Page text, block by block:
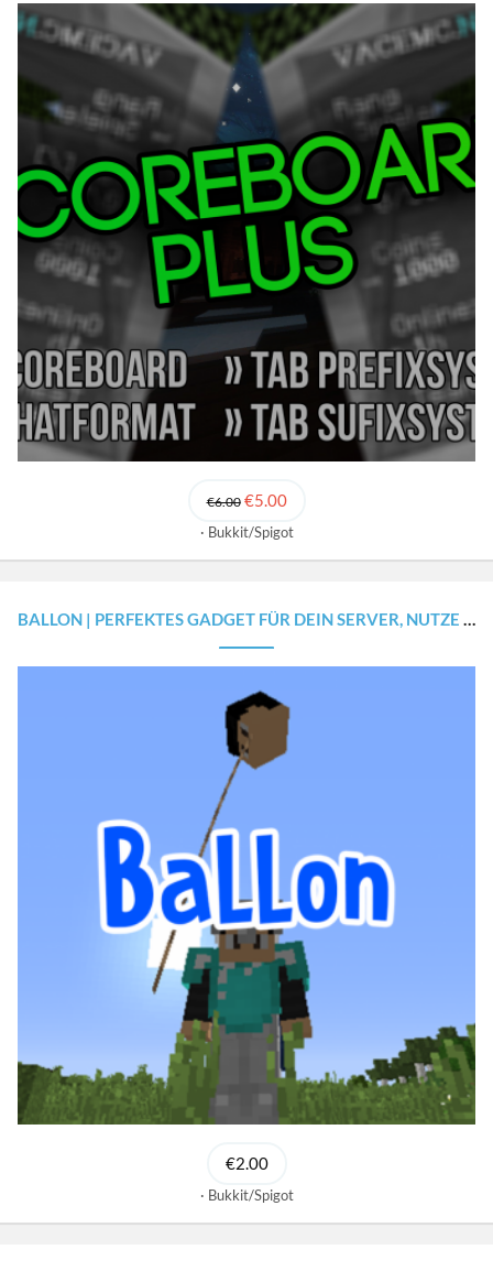
€6.00 €5.00
Bukkit/Spigot
BALLON | PERFEKTES GADGET FÜR DEIN SERVER, NUTZE KÖPFE ALS BALLON [1.8.X - 1.20.X]
€2.00
Bukkit/Spigot